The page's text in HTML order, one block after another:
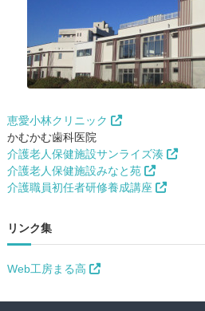
恵愛小林クリニック
かむかむ歯科医院
介護老人保健施設サンライズ湊
介護老人保健施設みなと苑
介護職員初任者研修養成講座
リンク集
Web工房まる高